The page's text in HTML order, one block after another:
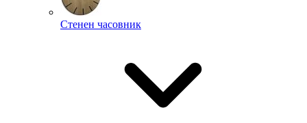
Стенен часовник